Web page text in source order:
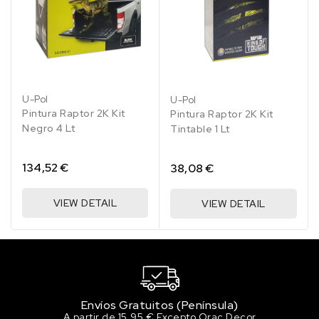
158.47 €
100 en stock
5FLV/FLVA/PN4EL
5FMA/5/S BRIGHT YELLOW
158.47 €
9SRA/8 SUNRISE
U-Pol
Pintura Raptor 2K Kit
Negro 4 Lt
134,52 €
VIEW DETAIL
U-Pol
Pintura Raptor 2K Kit
Tintable 1 Lt
38,08 €
VIEW DETAIL
Envíos Gratuitos (Península)